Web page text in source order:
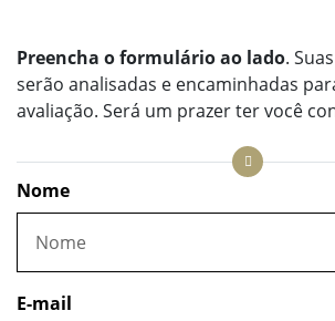
Preencha o formulário ao lado.
serão analisadas e encaminhadas
avaliação. Será um prazer ter você
Nome
E-mail